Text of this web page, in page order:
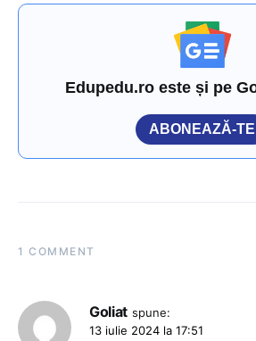
Edupedu.ro este și pe
ABONEAZĂ-TE
1 COMMENT
Goliat spune:
13 iulie 2024 la 17:51